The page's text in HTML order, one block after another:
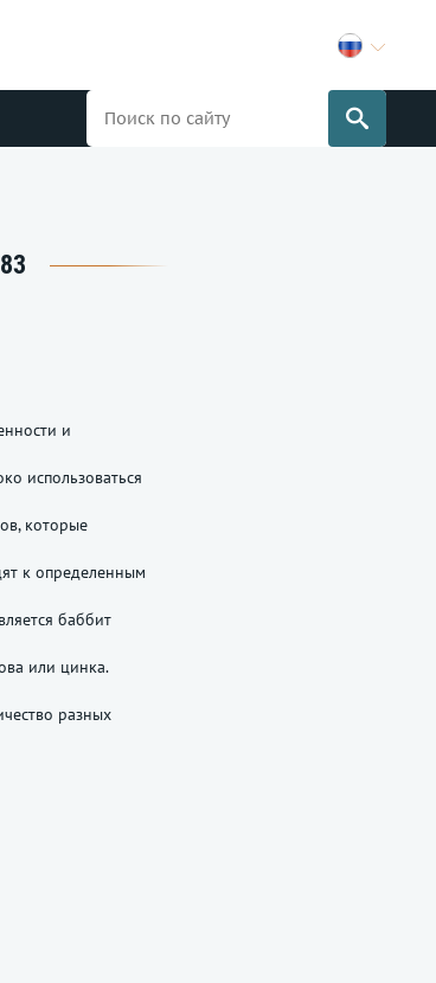
и
использоваться
которые
к определенным
баббит
или цинка.
разных